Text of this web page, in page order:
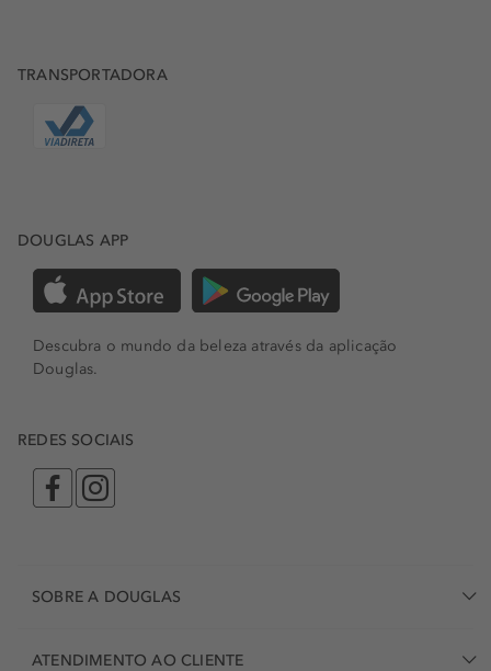
TRANSPORTADORA
DOUGLAS APP
Descubra o mundo da beleza através da aplicação
Douglas.
REDES SOCIAIS
SOBRE A DOUGLAS
ATENDIMENTO AO CLIENTE